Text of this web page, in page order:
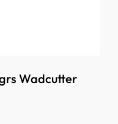
Wadcutter